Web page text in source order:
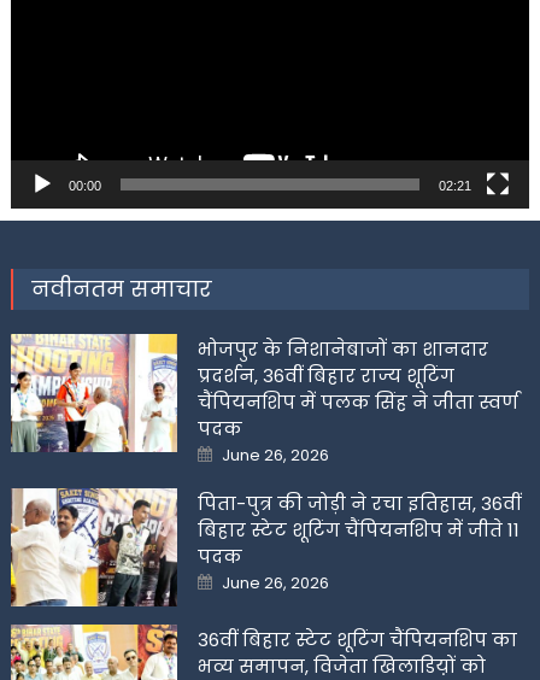
00:00 02:21
नवीनतम समाचार
भोजपुर के निशानेबाजों का शानदार
प्रदर्शन, 36वीं बिहार राज्य शूटिंग
चैंपियनशिप में पलक सिंह ने जीता स्वर्ण
पदक
Posted
on
June 26, 2026
पिता-पुत्र की जोड़ी ने रचा इतिहास, 36वीं
बिहार स्टेट शूटिंग चैंपियनशिप में जीते 11
पदक
Posted
on
June 26, 2026
36वीं बिहार स्टेट शूटिंग चैंपियनशिप का
भव्य समापन, विजेता खिलाडिय़ों को